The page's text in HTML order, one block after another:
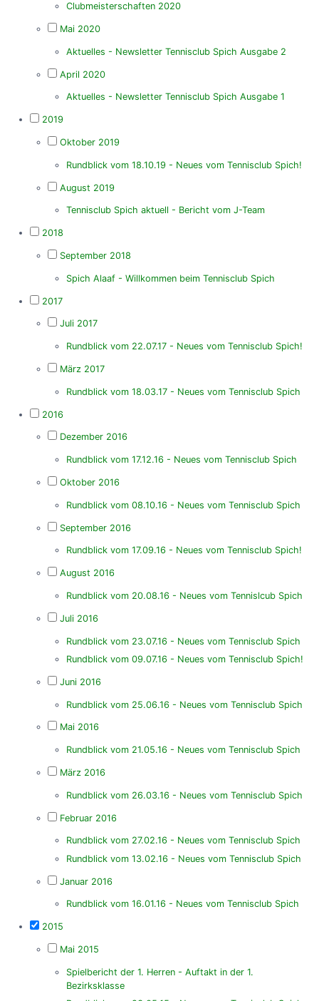
Clubmeisterschaften 2020
Mai 2020
Aktuelles - Newsletter Tennisclub Spich Ausgabe 2
April 2020
Aktuelles - Newsletter Tennisclub Spich Ausgabe 1
2019
Oktober 2019
Rundblick vom 18.10.19 - Neues vom Tennisclub Spich!
August 2019
Tennisclub Spich aktuell - Bericht vom J-Team
2018
September 2018
Spich Alaaf - Willkommen beim Tennisclub Spich
2017
Juli 2017
Rundblick vom 22.07.17 - Neues vom Tennisclub Spich!
März 2017
Rundblick vom 18.03.17 - Neues vom Tennisclub Spich
2016
Dezember 2016
Rundblick vom 17.12.16 - Neues vom Tennisclub Spich
Oktober 2016
Rundblick vom 08.10.16 - Neues vom Tennisclub Spich
September 2016
Rundblick vom 17.09.16 - Neues vom Tennisclub Spich!
August 2016
Rundblick vom 20.08.16 - Neues vom Tennislcub Spich
Juli 2016
Rundblick vom 23.07.16 - Neues vom Tennisclub Spich
Rundblick vom 09.07.16 - Neues vom Tennisclub Spich!
Juni 2016
Rundblick vom 25.06.16 - Neues vom Tennisclub Spich
Mai 2016
Rundblick vom 21.05.16 - Neues vom Tennisclub Spich
März 2016
Rundblick vom 26.03.16 - Neues vom Tennisclub Spich
Februar 2016
Rundblick vom 27.02.16 - Neues vom Tennisclub Spich
Rundblick vom 13.02.16 - Neues vom Tennisclub Spich
Januar 2016
Rundblick vom 16.01.16 - Neues vom Tennisclub Spich
2015
Mai 2015
Spielbericht der 1. Herren - Auftakt in der 1.
Bezirksklasse